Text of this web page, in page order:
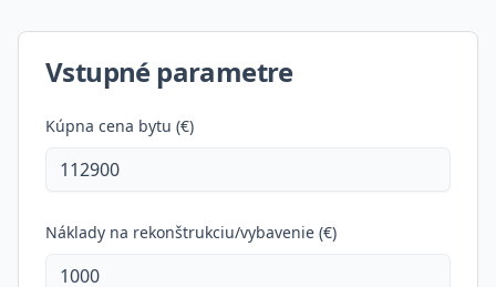
Vstupné parametre
Kúpna cena bytu (€)
Náklady na rekonštrukciu/vybavenie (€)